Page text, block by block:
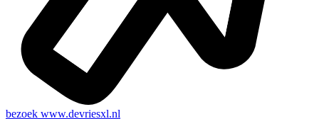
bezoek www.devriesxl.nl